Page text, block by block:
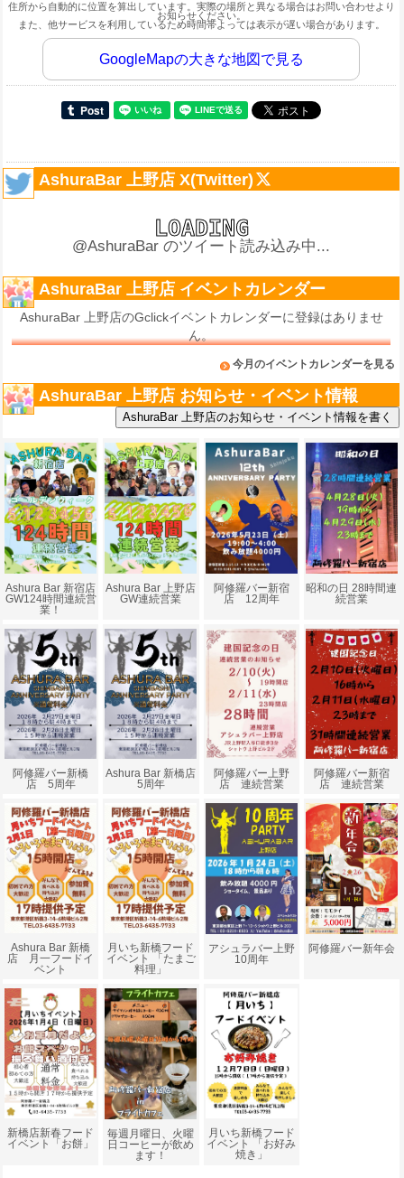
住所から自動的に位置を算出しています。実際の場所と異なる場合はお問い合わせより
お知らせください。
また、他サービスを利用しているため時間帯よっては表示が遅い場合があります。
GoogleMapの大きな地図で見る
AshuraBar 上野店 X(Twitter)
@AshuraBar のツイート読み込み中...
AshuraBar 上野店 イベントカレンダー
AshuraBar 上野店のGclickイベントカレンダーに登録はありませ
ん。
今月のイベントカレンダーを見る
AshuraBar 上野店 お知らせ・イベント情報
Ashura Bar 新宿店
GW124時間連続営
業！
Ashura Bar 上野店
GW連続営業
阿修羅バー新宿
店 12周年
昭和の日 28時間連
続営業
阿修羅バー新橋
店 5周年
Ashura Bar 新橋店
5周年
阿修羅バー上野
店 連続営業
阿修羅バー新宿
店 連続営業
Ashura Bar 新橋
店 月一フードイ
ベント
月いち新橋フード
イベント 「たまご
料理」
アシュラバー上野
10周年
阿修羅バー新年会
新橋店新春フード
イベント「お餅」
毎週月曜日、火曜
日コーヒーが飲め
ます！
月いち新橋フード
イベント 「お好み
焼き」